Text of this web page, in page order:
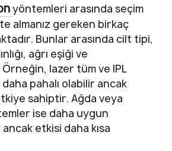
yöntemleri arasında seçim
almanız gereken birkaç
Bunlar arasında cilt tipi,
ağrı eşiği ve
lazer tüm ve IPL
pahalı olabilir ancak
sahiptir. Ağda veya
ise daha uygun
etkisi daha kısa